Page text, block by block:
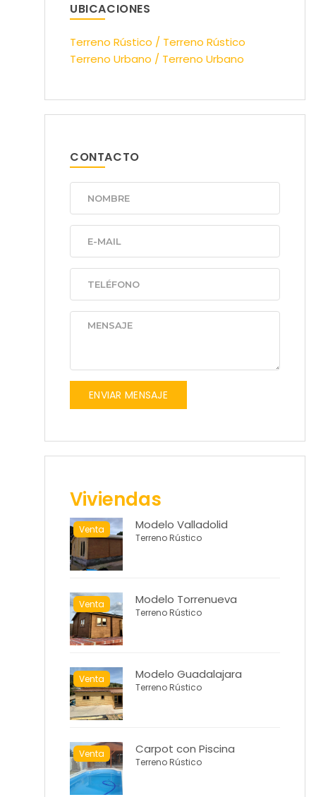
UBICACIONES
Terreno Rústico / Terreno Rústico
Terreno Urbano / Terreno Urbano
CONTACTO
ENVIAR MENSAJE
Viviendas
Venta Modelo Valladolid
Terreno Rústico
Venta Modelo Torrenueva
Terreno Rústico
Venta Modelo Guadalajara
Terreno Rústico
Venta Carpot con Piscina
Terreno Rústico